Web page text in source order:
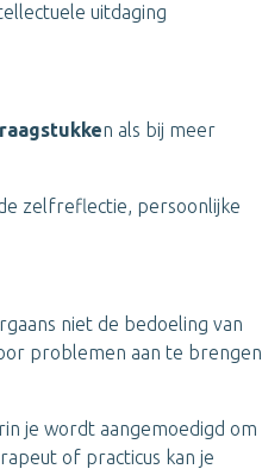
uitdaging
n als bij meer
zelfreflectie, persoonlijke
niet de bedoeling van
problemen aan te brengen
je wordt aangemoedigd om
of practicus kan je